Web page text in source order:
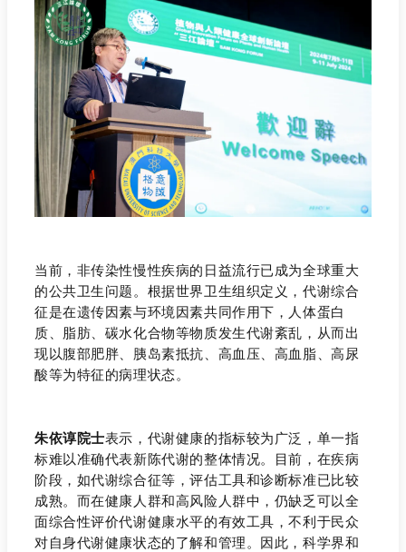
当前，非传染性慢性疾病的日益流行已成为全球重大
的公共卫生问题。根据世界卫生组织定义，代谢综合
征是在遗传因素与环境因素共同作用下，人体蛋白
质、脂肪、碳水化合物等物质发生代谢紊乱，从而出
现以腹部肥胖、胰岛素抵抗、高血压、高血脂、高尿
酸等为特征的病理状态。
朱依谆院士表示，代谢健康的指标较为广泛，单一指
标难以准确代表新陈代谢的整体情况。目前，在疾病
阶段，如代谢综合征等，评估工具和诊断标准已比较
成熟。而在健康人群和高风险人群中，仍缺乏可以全
面综合性评价代谢健康水平的有效工具，不利于民众
对自身代谢健康状态的了解和管理。因此，科学界和